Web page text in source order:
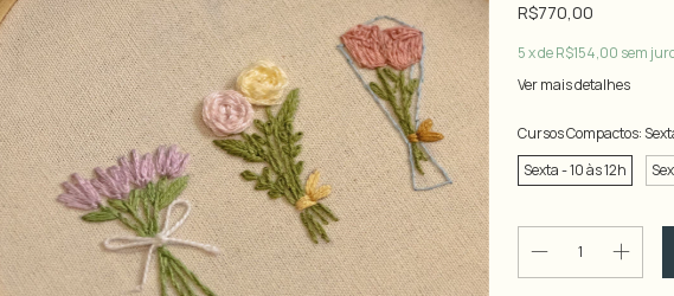
R$770,00
5x deR$154,00 sem
Ver mais detalhes
Cursos Compactos:
Sexta - 10 às 12h